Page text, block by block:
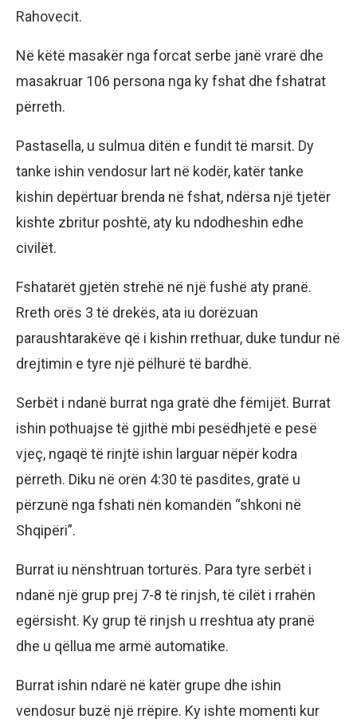
Rahovecit.
Në këtë masakër nga forcat serbe janë vrarë dhe
masakruar 106 persona nga ky fshat dhe fshatrat
përreth.
Pastasella, u sulmua ditën e fundit të marsit. Dy
tanke ishin vendosur lart në kodër, katër tanke
kishin depërtuar brenda në fshat, ndërsa një tjetër
kishte zbritur poshtë, aty ku ndodheshin edhe
civilët.
Fshatarët gjetën strehë në një fushë aty pranë.
Rreth orës 3 të drekës, ata iu dorëzuan
paraushtarakëve që i kishin rrethuar, duke tundur në
drejtimin e tyre një pëlhurë të bardhë.
Serbët i ndanë burrat nga gratë dhe fëmijët. Burrat
ishin pothuajse të gjithë mbi pesëdhjetë e pesë
vjeç, ngaqë të rinjtë ishin larguar nëpër kodra
përreth. Diku në orën 4:30 të pasdites, gratë u
përzunë nga fshati nën komandën “shkoni në
Shqipëri”.
Burrat iu nënshtruan torturës. Para tyre serbët i
ndanë një grup prej 7-8 të rinjsh, të cilët i rrahën
egërsisht. Ky grup të rinjsh u rreshtua aty pranë
dhe u qëllua me armë automatike.
Burrat ishin ndarë në katër grupe dhe ishin
vendosur buzë një rrëpire. Ky ishte momenti kur